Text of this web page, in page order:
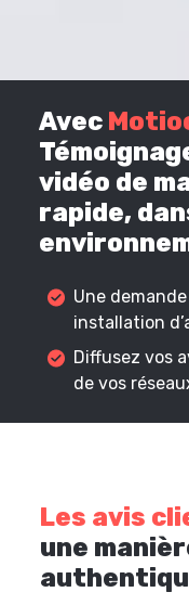
Avec
vidéo de
rapide,
Une
installation
Diffusez vos
de vos
Les avis
une